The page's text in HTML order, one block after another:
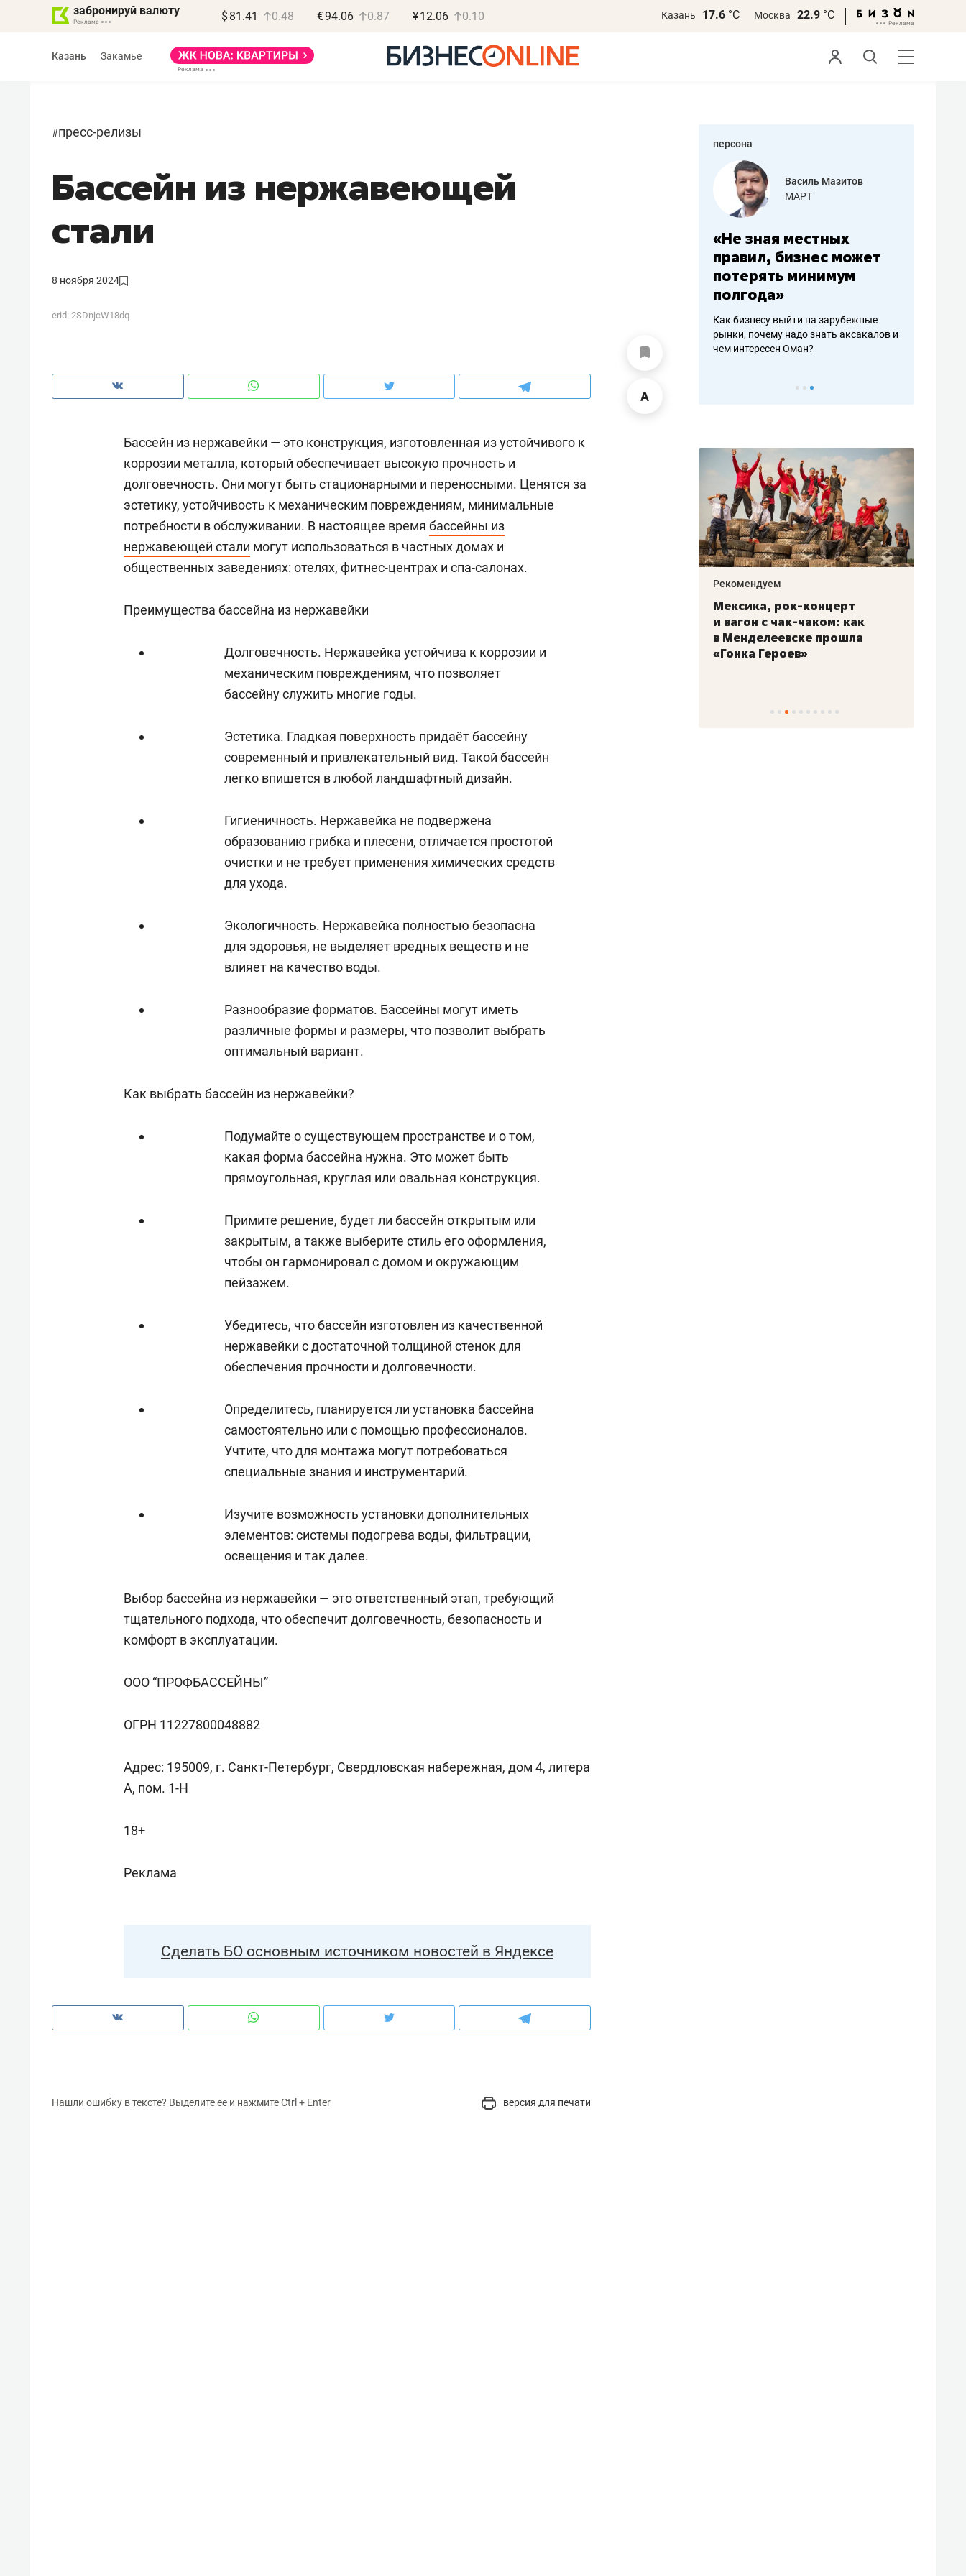
забронируй валюту $ 81.41 0.48 €94.06 0.87 ¥12.06 0.10 Казань 17.6 °С Москва 22.9 °С
Казань Закамье
#пресс-релизы
Бассейн из нержавеющей
стали
8 ноября 2024
erid: 2SDnjcW18dq
Бассейн из нержавейки — это конструкция, изготовленная из устойчивого к
коррозии металла, который обеспечивает высокую прочность и
долговечность. Они могут быть стационарными и переносными. Ценятся за
эстетику, устойчивость к механическим повреждениям, минимальные
потребности в обслуживании. В настоящее время бассейны из
нержавеющей стали могут использоваться в частных домах и
общественных заведениях: отелях, фитнес-центрах и спа-салонах.
Преимущества бассейна из нержавейки
Долговечность. Нержавейка устойчива к коррозии и
механическим повреждениям, что позволяет
бассейну служить многие годы.
Эстетика. Гладкая поверхность придаёт бассейну
современный и привлекательный вид. Такой бассейн
легко впишется в любой ландшафтный дизайн.
Гигиеничность. Нержавейка не подвержена
образованию грибка и плесени, отличается простотой
очистки и не требует применения химических средств
для ухода.
Экологичность. Нержавейка полностью безопасна
для здоровья, не выделяет вредных веществ и не
влияет на качество воды.
Разнообразие форматов. Бассейны могут иметь
различные формы и размеры, что позволит выбрать
оптимальный вариант.
Как выбрать бассейн из нержавейки?
Подумайте о существующем пространстве и о том,
какая форма бассейна нужна. Это может быть
прямоугольная, круглая или овальная конструкция.
Примите решение, будет ли бассейн открытым или
закрытым, а также выберите стиль его оформления,
чтобы он гармонировал с домом и окружающим
пейзажем.
Убедитесь, что бассейн изготовлен из качественной
нержавейки с достаточной толщиной стенок для
обеспечения прочности и долговечности.
Определитесь, планируется ли установка бассейна
самостоятельно или с помощью профессионалов.
Учтите, что для монтажа могут потребоваться
специальные знания и инструментарий.
Изучите возможность установки дополнительных
элементов: системы подогрева воды, фильтрации,
освещения и так далее.
Выбор бассейна из нержавейки — это ответственный этап, требующий
тщательного подхода, что обеспечит долговечность, безопасность и
комфорт в эксплуатации.
ООО “ПРОФБАССЕЙНЫ”
ОГРН 11227800048882
Адрес: 195009, г. Санкт-Петербург, Свердловская набережная, дом 4, литера
А, пом. 1-Н
18+
Реклама
Сделать БО основным источником новостей в Яндексе
Нашли ошибку в тексте? Выделите ее и нажмите Ctrl + Enter версия для печати
персона
Василь Мазитов
МАРТ
«Не зная местных
Роман Ободец
«Готовые решения»
налогах и развитии без кредитов
Василь Мазитов
МАРТ
«Не зная местных
правил, бизнес может
потерять минимум
полгода»
Как бизнесу выйти на зарубежные
рынки, почему надо знать аксакалов и
чем интересен Оман?
Как ГК «МИР ГРУПП» и ВТБ
создают оазис жилого
150 камер до квартиры и Face
ID вместо ключа: какой будет
состоянием как основа
антихрупких команд
Рекомендуем
Мексика, рок-концерт
и вагон с чак-чаком: как
в Менделеевске прошла
«Гонка Героев»